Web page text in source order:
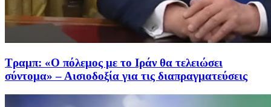
Τραμπ: «Ο πόλεμος με το Ιράν θα τελειώσει
σύντομα» – Αισιοδοξία για τις διαπραγματεύσεις